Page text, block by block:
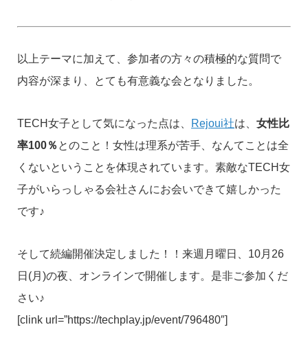
以上テーマに加えて、参加者の方々の積極的な質問で
内容が深まり、とても有意義な会となりました。
TECH女子として気になった点は、 Rejoui社は、 女性比
率100％ とのこと！女性は理系が苦手、なんてことは全
くないということを体現されています。素敵なTECH女
子がいらっしゃる会社さんにお会いできて嬉しかった
です♪
そして続編開催決定しました！！来週月曜日、10月26
日(月)の夜、オンラインで開催します。是非ご参加くだ
さい♪
[clink url=”https://techplay.jp/event/796480″]